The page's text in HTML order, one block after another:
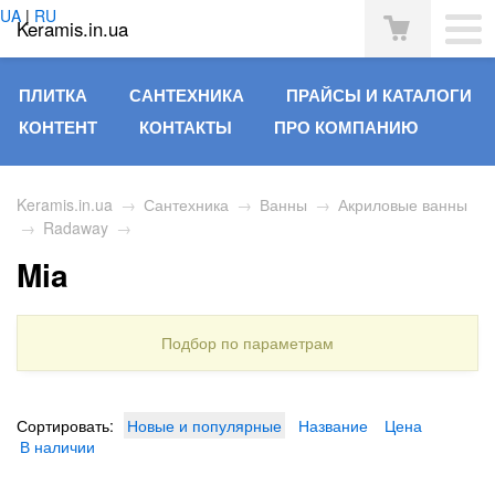
Keramis.in.ua
UA | RU
ПЛИТКА САНТЕХНИКА
ПРАЙСЫ И КАТАЛОГИ
КОНТЕНТ
КОНТАКТЫ ПРО КОМПАНИЮ
Keramis.in.ua → Сантехника → Ванны → Акриловые ванны
→ Radaway →
Mia
Подбор по параметрам
Сортировать: Новые и популярные Название
Цена
В наличии